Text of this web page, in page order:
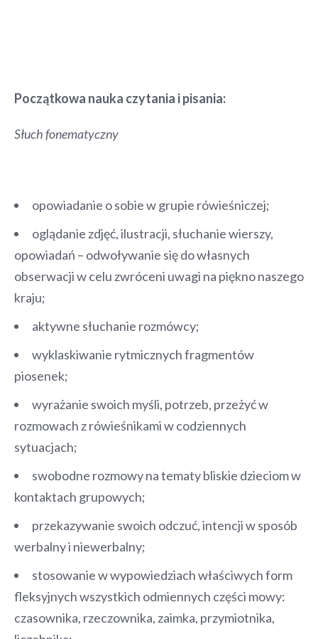
Początkowa nauka czytania i pisania:
Słuch fonematyczny
opowiadanie o sobie w grupie rówieśniczej;
oglądanie zdjęć, ilustracji, słuchanie wierszy,
opowiadań – odwoływanie się do własnych
obserwacji w celu zwróceni uwagi na piękno naszego
kraju;
aktywne słuchanie rozmówcy;
wyklaskiwanie rytmicznych fragmentów
piosenek;
wyrażanie swoich myśli, potrzeb, przeżyć w
rozmowach z rówieśnikami w codziennych
sytuacjach;
swobodne rozmowy na tematy bliskie dzieciom w
kontaktach grupowych;
przekazywanie swoich odczuć, intencji w sposób
werbalny i niewerbalny;
stosowanie w wypowiedziach właściwych form
fleksyjnych wszystkich odmiennych części mowy:
czasownika, rzeczownika, zaimka, przymiotnika,